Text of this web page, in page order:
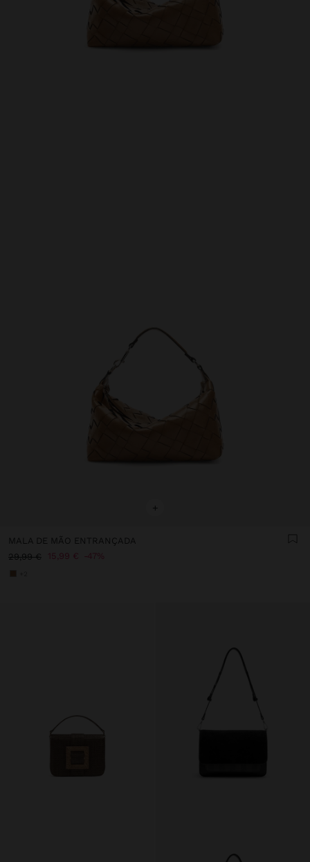
+
MALA DE MÃO ENTRANÇADA
29,99 €
15,99 € 47%